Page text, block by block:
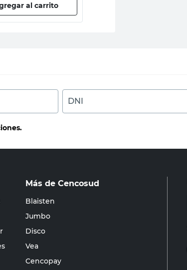
al carrito
DNI
Más de Cencosud
Blaisten
Jumbo
Disco
Vea
Cencopay